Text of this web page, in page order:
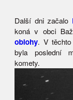
Další dni začalo
koná v obci
oblohy. V těchto
byla poslední
komety.